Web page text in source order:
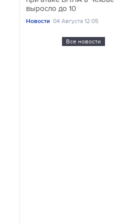
выросло до 10
Новости 04 Августа 12:05
Все новости